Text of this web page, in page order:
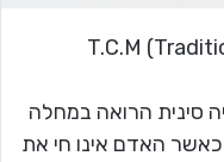
– T.C.M
סינית הרואה במחלה
כאשר האדם אינו חי את